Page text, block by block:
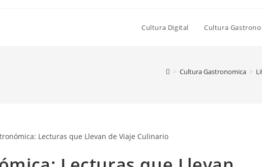
Cultura Digital Cultura
> Cultura Gastronomica >